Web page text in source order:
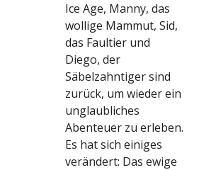
Ice Age, Manny, das
wollige Mammut, Sid,
das Faultier und
Diego, der
Säbelzahntiger sind
zurück, um wieder ein
unglaubliches
Abenteuer zu erleben.
Es hat sich einiges
verändert: Das ewige